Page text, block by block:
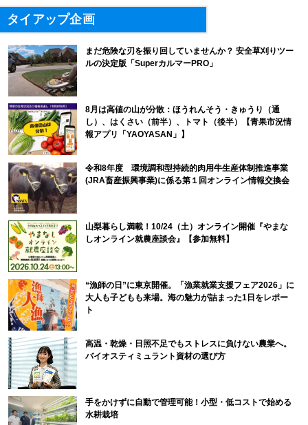
タイアップ企画
まだ危険な刃を振り回していませんか？ 安全草刈りツー
ルの決定版「SuperカルマーPRO」
8月は高値の山が分散：ほうれんそう・きゅうり（通
し）、はくさい（前半）、トマト（後半）【青果市況情
報アプリ「YAOYASAN」】
令和8年度 環境調和型持続的肉用牛生産体制推進事業
(JRA畜産振興事業)に係る第１回オンライン情報交換会
山梨暮らし満載！10/24（土）オンライン開催『やまな
しオンライン就農座談会』【参加無料】
“漁師の日”に東京開催。「漁業就業支援フェア2026」に
大人も子どもも来場。海の魅力が詰まった1日をレポー
ト
高温・乾燥・日照不足でもストレスに負けない農業へ。
バイオスティミュラント資材の選び方
手をかけずに自動で管理可能！小型・低コストで始める
水耕栽培